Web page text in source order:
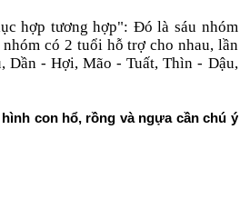
hợp tương hợp": Đó là sáu nhóm
có 2 tuổi hỗ trợ cho nhau, lần
Dần - Hợi, Mão - Tuất, Thìn - Dậu,
con hổ, rồng và ngựa cần chú ý